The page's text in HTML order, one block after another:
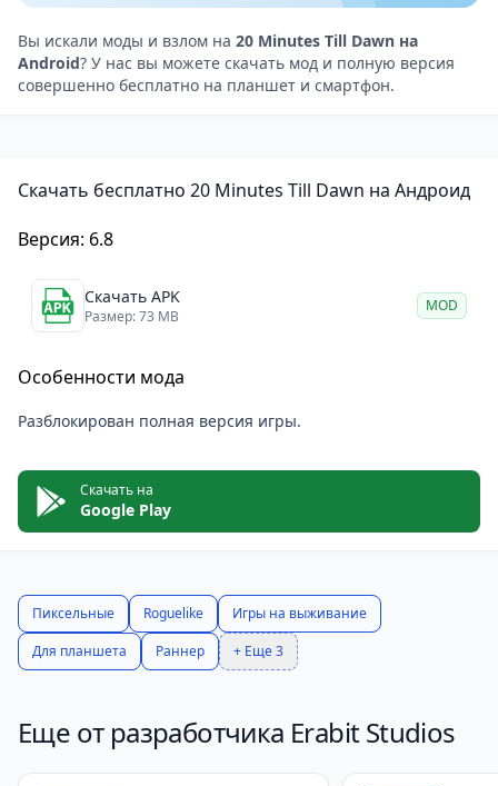
придаёт ей особый шарм. Музыкальное
сопровождение также соответствует атмосфере
игры и помогает создать нужное настроение.
Плюсы и минусы игры 20 Minutes Till Dawn
Графика и музыка создают нужную атмосферу.
крафта.
Некоторые игроки могут считать графику слишком
простой.
некоторых пользователей.
20 Minutes Till Dawn
roguelike и любителям постапокалиптических
сюжетов. Она предлагает все необходимые
элементы для создания атмосферы выживания и
В игре вы можете выбрать класс персонажа и
стратегию прохождения, что даёт вам свободу
действий. Однако, если вы ожидаете более
может не полностью удовлетворить ваши
требования.
Вы искали моды и взлом на 20 Minutes Till Dawn на
Android? У нас вы можете скачать мод и полную версия
совершенно бесплатно на планшет и смартфон.
Скачать бесплатно 20 Minutes Till Dawn на Андроид
Версия: 6.8
Скачать APK
Размер: 73 MB
MOD
Особенности мода
Разблокирован полная версия игры.
Скачать на
Google Play
Пиксельные Roguelike
Игры на выживание
Для планшета
Раннер + Еще 3
Еще от разработчика Erabit Studios